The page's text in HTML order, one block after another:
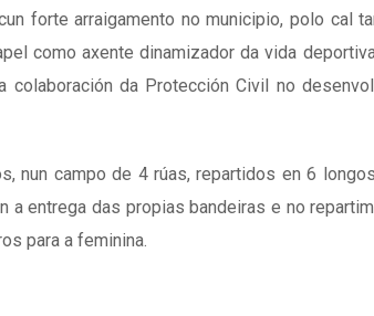
forte arraigamento no municipio, polo cal
como axente dinamizador da vida
da Protección Civil no
nun campo de 4 rúas, repartidos en 6
a entrega das propias bandeiras e no
para a feminina.